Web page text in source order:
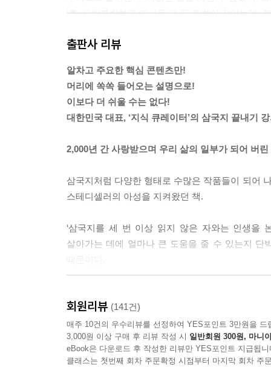
‘흠, 우락부락하고 매서운 게 꼭 호랑이 같았는데,
를 내며 이렇게 말하는 게 아닌가.
느닷없는 장비의 애교에 유비가 빵 웃음이 터진
“주모, 술 한 병 갖고 오시오.”
하늘이 쩍 깔라지는 목소리에, 유비가 또 흠칫 놀랐
‘오늘 참 희한한 날이네. 내 심장이 토끼처럼 이렇
나룻가 가슴팍까지 내려와 있고, 눈은 봉황 같았
“주인장 술 빨리 갖고 오시오, 내 마시고 가야 할 데
“아이고, 뭐가 그리 급해요.”
“술 마시고 의군에 지원하려 하오.”
순간, 장비와 유비의 두 눈이 딱 마주쳤다.
유비가 존칭을 쓰며 정중히 묻자, 그도 무언가 느
“관우라고 합니다. 하동 사람인데, 그 지역에 호족
게 그를 죽이고 말았습니다. 어쩔 수 없이 도망
싶어 의군에 지원하러 가는 길입니다.”
출판사 리뷰
알차고 주요한 핵심 콘텐츠만!
머리에 쏙쏙 들어오는 설명으로!
이보다 더 쉬울 수는 없다!
대한민국 대표, ‘지식 큐레이터’의 삼국지 끝내기
2,000년 간 사랑받으며 우리 삶의 일부가 되어 버
삼국지처럼 다양한 형태로 수많은 작품들이 되어
스테디셀러의 아성을 지켜왔던 책.
‘삼국지를 세 번 이상 읽지 않은 자와는 인생을
살아가는 데에 얼마나 큰 도움을 줄 수 있는지 단
쟁취하기 위해 명분과 실리 사이에서 충돌하는
리더들이 가장 기억에 남는 도서 혹은 필히 권하
설민석표 큐레이팅으로 재탄생된 삼국지!
회원리뷰 (141건)
매주 10건의 우수리뷰를 선정하여 YES포인트 3만원을 드
3,000원 이상 구매 후 리뷰 작성 시 일반회원 300원, 마니
eBook은 다운로드 후 작성한 리뷰만 YES포인트 지급됩니
클래스는 첫번째 회차 주문확정 시점부터 마지막 회차 주